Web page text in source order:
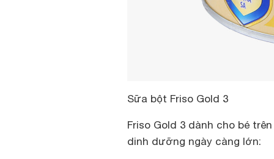
Sữa bột Friso Gold 3
Friso Gold 3 dành cho bé
dinh dưỡng ngày càng lớn: